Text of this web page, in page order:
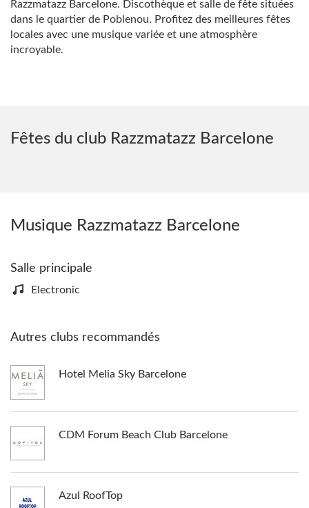
Razzmatazz Barcelone. Discothèque et salle de fête situées
dans le quartier de Poblenou. Profitez des meilleures fêtes
locales avec une musique variée et une atmosphère
incroyable.
Fêtes du club Razzmatazz Barcelone
Musique Razzmatazz Barcelone
Salle principale
Electronic
Autres clubs recommandés
Hotel Melia Sky Barcelone
CDM Forum Beach Club Barcelone
Azul RoofTop